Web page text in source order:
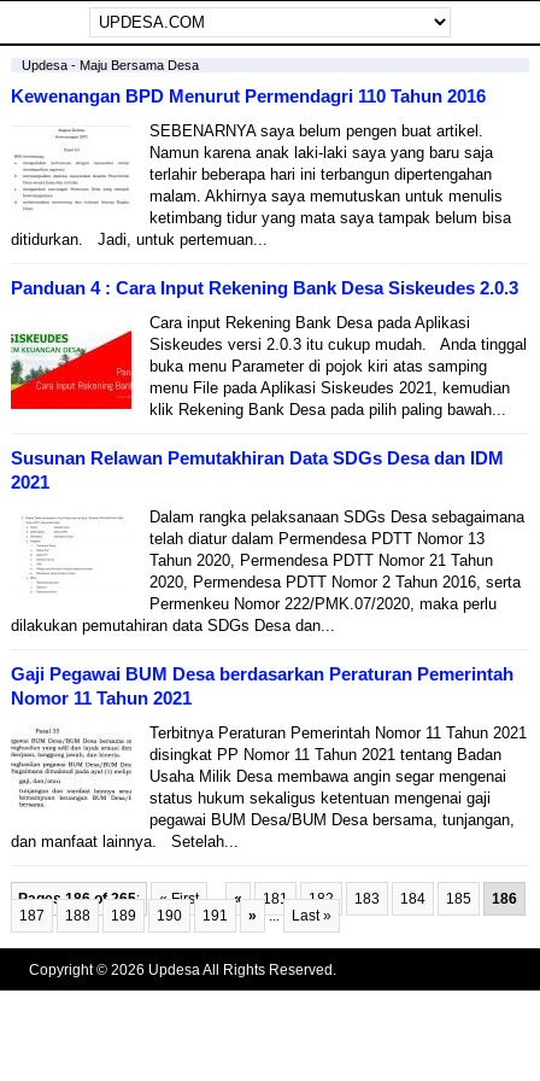
Updesa - Maju Bersama Desa
Kewenangan BPD Menurut Permendagri 110 Tahun 2016
SEBENARNYA saya belum pengen buat artikel.
Namun karena anak laki-laki saya yang baru saja
terlahir beberapa hari ini terbangun dipertengahan
malam. Akhirnya saya memutuskan untuk menulis
ketimbang tidur yang mata saya tampak belum bisa
ditidurkan. Jadi, untuk pertemuan...
Panduan 4 : Cara Input Rekening Bank Desa Siskeudes 2.0.3
Cara input Rekening Bank Desa pada Aplikasi
Siskeudes versi 2.0.3 itu cukup mudah. Anda tinggal
buka menu Parameter di pojok kiri atas samping
menu File pada Aplikasi Siskeudes 2021, kemudian
klik Rekening Bank Desa pada pilih paling bawah...
Susunan Relawan Pemutakhiran Data SDGs Desa dan IDM
2021
Dalam rangka pelaksanaan SDGs Desa sebagaimana
telah diatur dalam Permendesa PDTT Nomor 13
Tahun 2020, Permendesa PDTT Nomor 21 Tahun
2020, Permendesa PDTT Nomor 2 Tahun 2016, serta
Permenkeu Nomor 222/PMK.07/2020, maka perlu
dilakukan pemutahiran data SDGs Desa dan...
Gaji Pegawai BUM Desa berdasarkan Peraturan Pemerintah
Nomor 11 Tahun 2021
Terbitnya Peraturan Pemerintah Nomor 11 Tahun 2021
disingkat PP Nomor 11 Tahun 2021 tentang Badan
Usaha Milik Desa membawa angin segar mengenai
status hukum sekaligus ketentuan mengenai gaji
pegawai BUM Desa/BUM Desa bersama, tunjangan,
dan manfaat lainnya. Setelah...
Pages 186 of 265: « First ... « 181 182 183 184 185
186
187
188 189 190 191 » ... Last »
Copyright © 2026 Updesa All Rights Reserved.